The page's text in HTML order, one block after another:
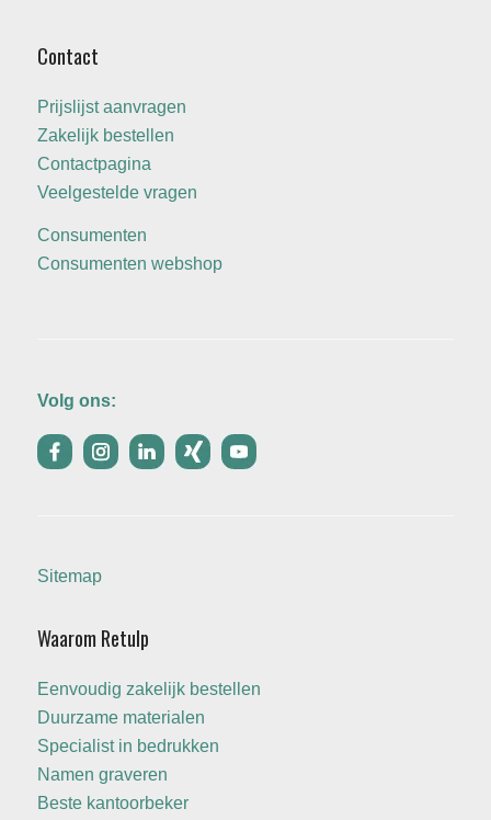
Contact
Prijslijst aanvragen
Zakelijk bestellen
Contactpagina
Veelgestelde vragen
Consumenten
Consumenten webshop
Volg ons:
Sitemap
Waarom Retulp
Eenvoudig zakelijk bestellen
Duurzame materialen
Specialist in bedrukken
Namen graveren
Beste kantoorbeker